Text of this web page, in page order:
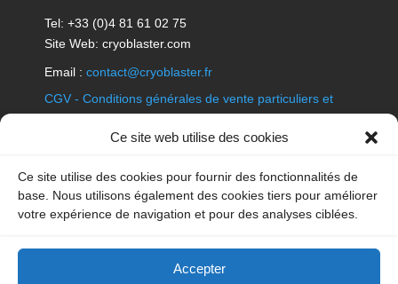
Ce site web utilise des cookies
Ce site utilise des cookies pour fournir des fonctionnalités de
base. Nous utilisons également des cookies tiers pour améliorer
votre expérience de navigation et pour des analyses ciblées.
Accepter
Tel: +33 (0)4 81 61 02 75
Site Web: cryoblaster.com
Email : contact@cryoblaster.fr
CGV - Conditions générales de vente particuliers et
Mentions légales
responsabilité
News Archives |